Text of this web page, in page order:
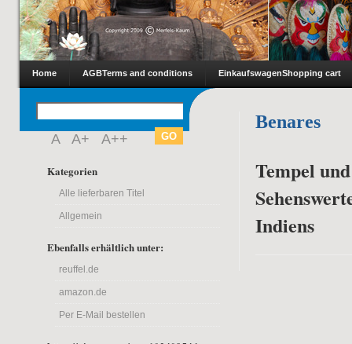
Home AGBTerms and conditions EinkaufswagenShopping cart
A A+ A++
Kategorien
Alle lieferbaren Titel
Allgemein
Ebenfalls erhältlich unter:
reuffel.de
amazon.de
Per E-Mail bestellen
Benares
Tempel
Indiens